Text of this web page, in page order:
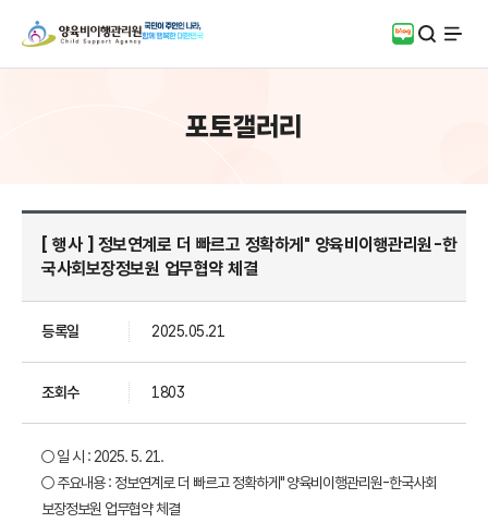
블로그검색
전체
포토갤러리
[ 행사 ] 정보연계로 더 빠르고 정확하게" 양육비이행관리원-한
국사회보장정보원 업무협약 체결
등록일 2025.05.21
조회수 1803
○ 일 시 : 2025. 5. 21.
○ 주요내용 : 정보연계로 더 빠르고 정확하게" 양육비이행관리원-한국사회
보장정보원 업무협약 체결